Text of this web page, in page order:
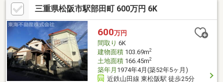
三重県松阪市駅部田町 600万円 6K
600万円
間取り 6K
建物面積103.69m2
土地面積166.45m2
築年月 1974年4月(築52年5ヶ月)
近鉄山田線 東松阪駅 徒歩25分